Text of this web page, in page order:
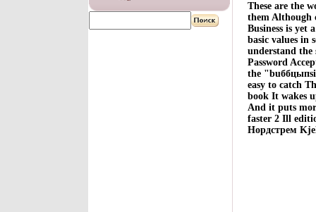
These are the
them Although
Business is yet
basic values in
understand
Password
the
easy to catch
book It wakes
And it puts
faster 2 Ill
Нордстрем